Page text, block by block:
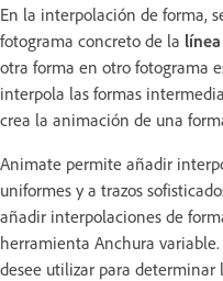
En la interpolación de forma,
fotograma concreto de la
otra forma en otro fotograma
interpola las formas
crea la animación de una
Animate permite añadir
uniformes y a trazos
añadir interpolaciones de
herramienta Anchura
desee utilizar para determinar